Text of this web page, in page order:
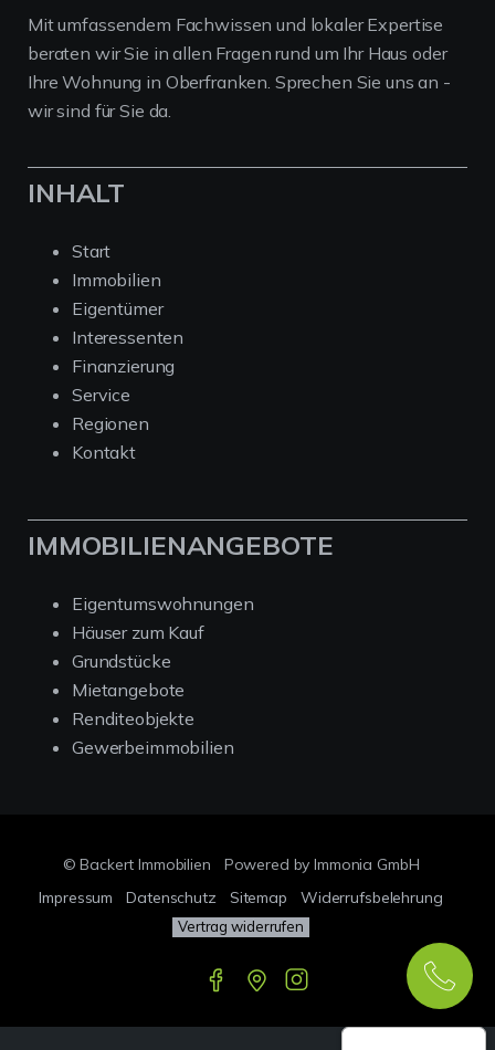
Mit umfassendem Fachwissen und lokaler Expertise
beraten wir Sie in allen Fragen rund um Ihr Haus oder
Ihre Wohnung in Oberfranken. Sprechen Sie uns an -
wir sind für Sie da.
INHALT
Start
Immobilien
Eigentümer
Interessenten
Finanzierung
Service
Regionen
Kontakt
IMMOBILIENANGEBOTE
Eigentumswohnungen
Häuser zum Kauf
Grundstücke
Mietangebote
Renditeobjekte
Gewerbeimmobilien
© Backert Immobilien
Powered by Immonia GmbH
Impressum
Datenschutz Sitemap Widerrufsbelehrung
Vertrag widerrufen